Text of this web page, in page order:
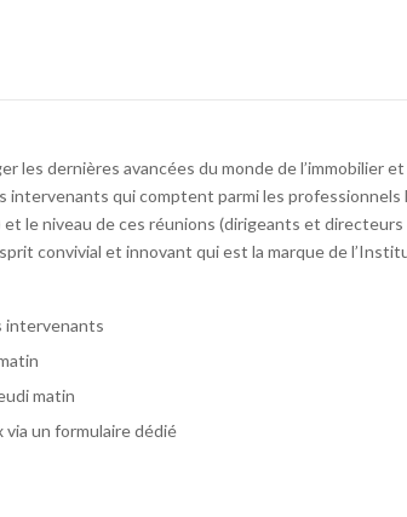
les dernières avancées du monde de l’immobilier et
qui comptent parmi les professionnels
le niveau de ces réunions (dirigeants et
convivial et innovant qui est la marque de
intervenants
matin
via un formulaire dédié